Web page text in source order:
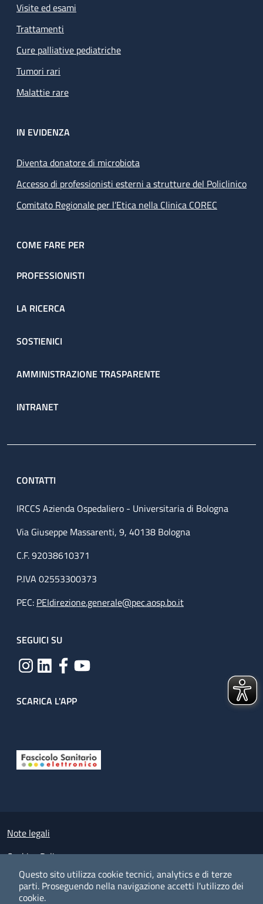
Questo sito utilizza cookie tecnici, analytics e di terze
parti. Proseguendo nella navigazione accetti l'utilizzo dei
cookie.
Visite ed esami
Trattamenti
Cure palliative pediatriche
Tumori rari
Malattie rare
IN EVIDENZA
Diventa donatore di microbiota
Accesso di professionisti esterni a strutture del Policlinico
Comitato Regionale per l’Etica nella Clinica COREC
COME FARE PER
PROFESSIONISTI
LA RICERCA
SOSTIENICI
AMMINISTRAZIONE TRASPARENTE
INTRANET
CONTATTI
IRCCS Azienda Ospedaliero - Universitaria di Bologna
Via Giuseppe Massarenti, 9, 40138 Bologna
C.F. 92038610371
P.IVA 02553300373
PEC: PEIdirezione.generale@pec.aosp.bo.it
SEGUICI SU
SCARICA L'APP
Small prints
Note legali
Cookies Policy
Policy privacy e protezione del dato personale